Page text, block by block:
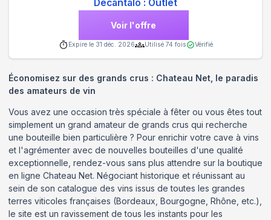
Decantalo : Outlet
Voir l'offre
Expire le 31 déc. 2026 Utilisé 74 fois Vérifié
Économisez sur des grands crus : Chateau Net, le paradis
des amateurs de vin
Vous avez une occasion très spéciale à fêter ou vous êtes tout
simplement un grand amateur de grands crus qui recherche
une bouteille bien particulière ? Pour enrichir votre cave à vins
et l'agrémenter avec de nouvelles bouteilles d'une qualité
exceptionnelle, rendez-vous sans plus attendre sur la boutique
en ligne Chateau Net. Négociant historique et réunissant au
sein de son catalogue des vins issus de toutes les grandes
terres viticoles françaises (Bordeaux, Bourgogne, Rhône, etc.),
le site est un ravissement de tous les instants pour les